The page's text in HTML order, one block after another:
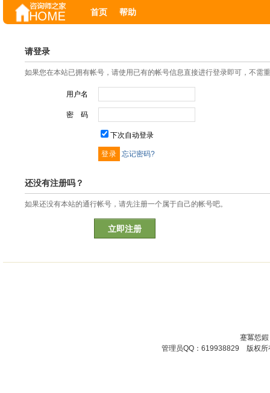
首页 帮助
请登录
如果您在本站已拥有帐号，请使用已有的帐号信息直接进行登录即可，不需
用户名
密 码
下次自动登录
忘记密码?
还没有注册吗？
如果还没有本站的通行帐号，请先注册一个属于自己的帐号吧。
立即注册
蹇冪悊
管理员QQ：619938829 版权